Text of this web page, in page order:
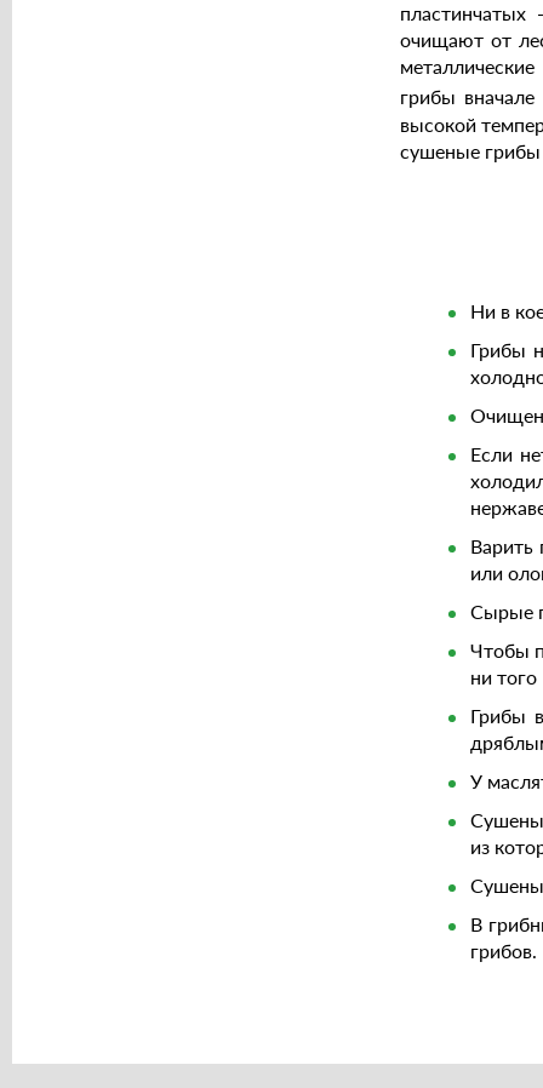
очищают от
грибы
высокой
сушеные грибы
Ни в
Грибы
Если
Варить
или
Сырые
Чтобы
ни
Грибы
У
из
В
грибов.